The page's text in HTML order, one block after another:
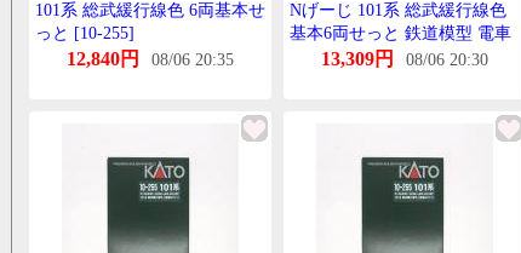
101系 総武緩行線色 6両基本せ
っと [10-255]
12,840円 08/06 20:35
Nげーじ 101系 総武緩行線色
基本6両せっと 鉄道模型 電車
かとー KATO 10-255
13,309円 08/06 20:30